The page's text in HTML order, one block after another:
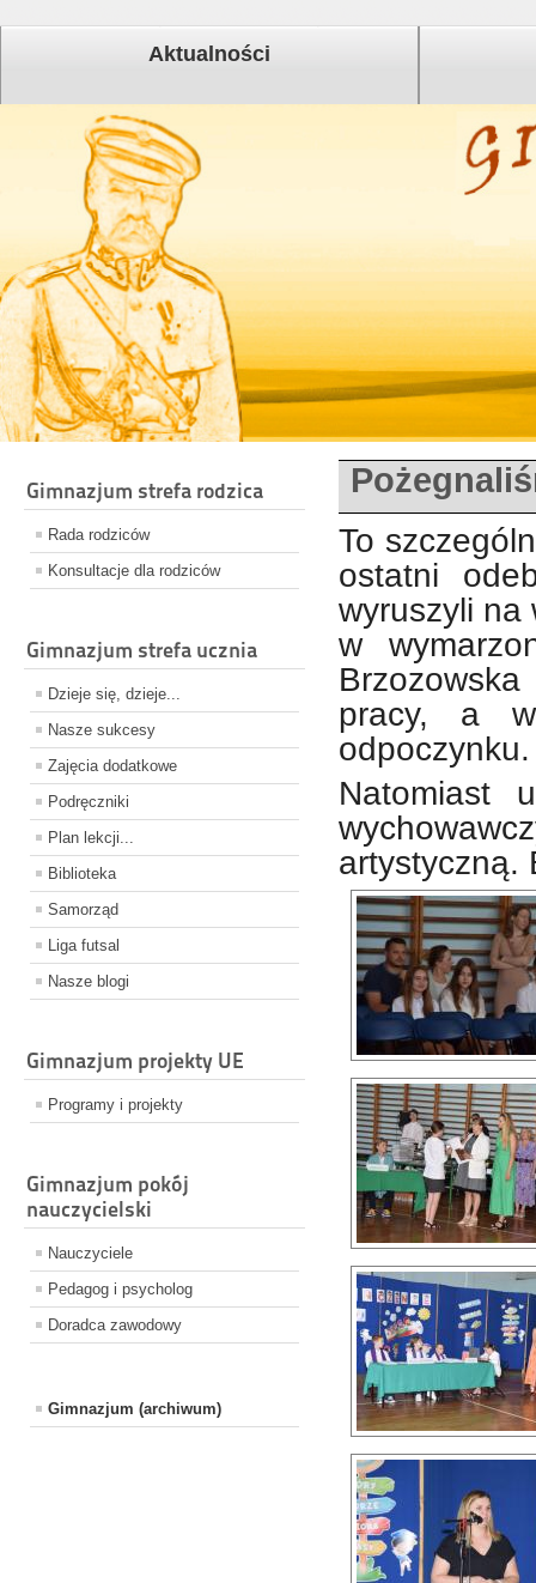
Aktualności
Gimnazjum strefa rodzica
Rada rodziców
Konsultacje dla rodziców
Gimnazjum strefa ucznia
Dzieje się, dzieje...
Nasze sukcesy
Zajęcia dodatkowe
Podręczniki
Plan lekcji...
Biblioteka
Samorząd
Liga futsal
Nasze blogi
Gimnazjum projekty UE
Programy i projekty
Gimnazjum pokój
nauczycielski
Nauczyciele
Pedagog i psycholog
Doradca zawodowy
Gimnazjum (archiwum)
To
ostatni
wyruszyli na
w
pracy, a
artystyczną.